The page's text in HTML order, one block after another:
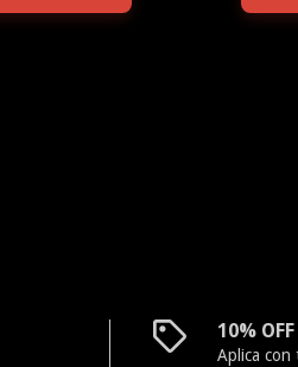
10% OFF
Aplica con